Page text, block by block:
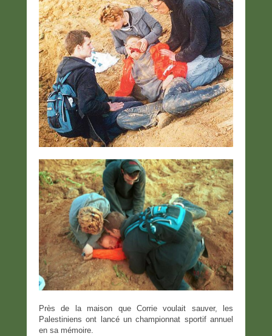
Près de la maison que Corrie voulait sauver, les
Palestiniens ont lancé un championnat sportif annuel
en sa mémoire.